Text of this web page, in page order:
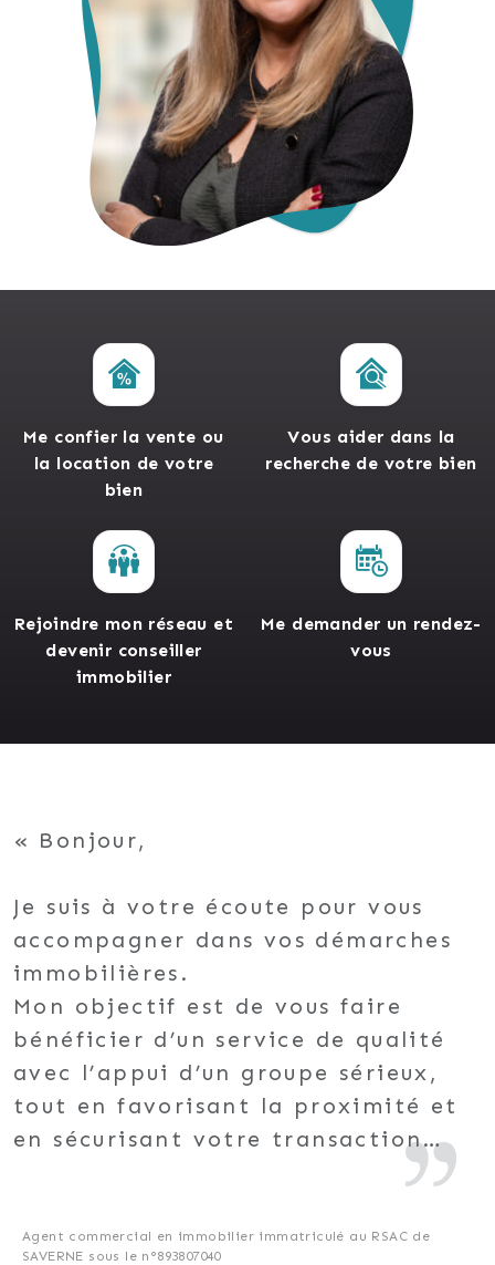
Me confier la vente ou
la location de votre
bien
Vous aider dans la
recherche de votre bien
Rejoindre mon réseau et
devenir conseiller
immobilier
Me demander un rendez-
vous
Bonjour,
Je suis à votre écoute pour vous
accompagner dans vos démarches
immobilières.
Mon objectif est de vous faire
bénéficier d’un service de qualité
avec l’appui d’un groupe sérieux,
tout en favorisant la proximité et
en sécurisant votre transaction
Si vous avez un projet de vente,
Agent commercial en immobilier immatriculé au RSAC de
SAVERNE sous le n°893807040